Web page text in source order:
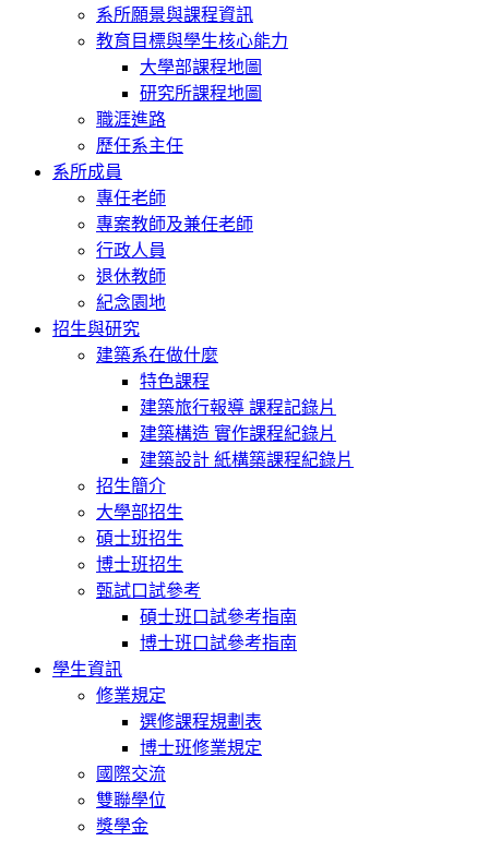
系所願景與課程資訊
教育目標與學生核心能力
大學部課程地圖
研究所課程地圖
職涯進路
歷任系主任
系所成員
專任老師
專案教師及兼任老師
行政人員
退休教師
紀念園地
招生與研究
建築系在做什麼
特色課程
建築旅行報導 課程記錄片
建築構造 實作課程紀錄片
建築設計 紙構築課程紀錄片
招生簡介
大學部招生
碩士班招生
博士班招生
甄試口試參考
碩士班口試參考指南
博士班口試參考指南
學生資訊
修業規定
選修課程規劃表
博士班修業規定
國際交流
雙聯學位
獎學金